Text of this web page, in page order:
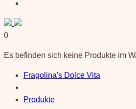
0
Es befinden sich keine Produkte im
Fragolina's Dolce Vita
Produkte